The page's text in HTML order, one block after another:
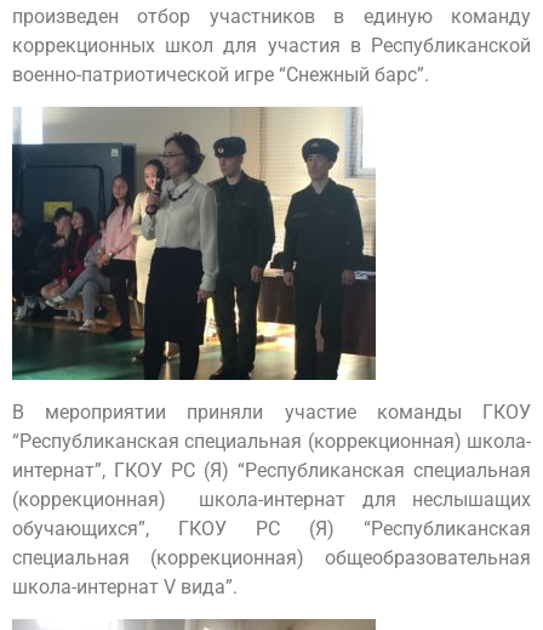
произведен отбор участников в единую команду
коррекционных школ для участия в Республиканской
военно-патриотической игре “Снежный барс”.
В мероприятии приняли участие команды ГКОУ
“Республиканская специальная (коррекционная) школа-
интернат”, ГКОУ РС (Я) “Республиканская специальная
(коррекционная) школа-интернат для неслышащих
обучающихся”, ГКОУ РС (Я) “Республиканская
специальная (коррекционная) общеобразовательная
школа-интернат V вида”.